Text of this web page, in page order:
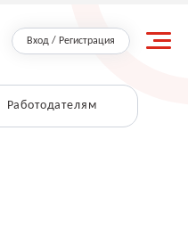
Вход / Регистрация
Работодателям